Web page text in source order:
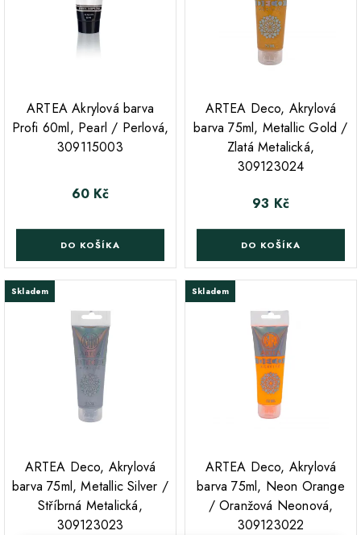
ARTEA Akrylová barva
Profi 60ml, Pearl / Perlová,
309115003
Cena
60 Kč
DO KOŠÍKA
ARTEA Deco, Akrylová
barva 75ml, Metallic Gold /
Zlatá Metalická,
309123024
Cena
93 Kč
DO KOŠÍKA
Skladem
ARTEA Deco, Akrylová
barva 75ml, Metallic Silver /
Stříbrná Metalická,
309123023
Skladem
ARTEA Deco, Akrylová
barva 75ml, Neon Orange
/ Oranžová Neonová,
309123022